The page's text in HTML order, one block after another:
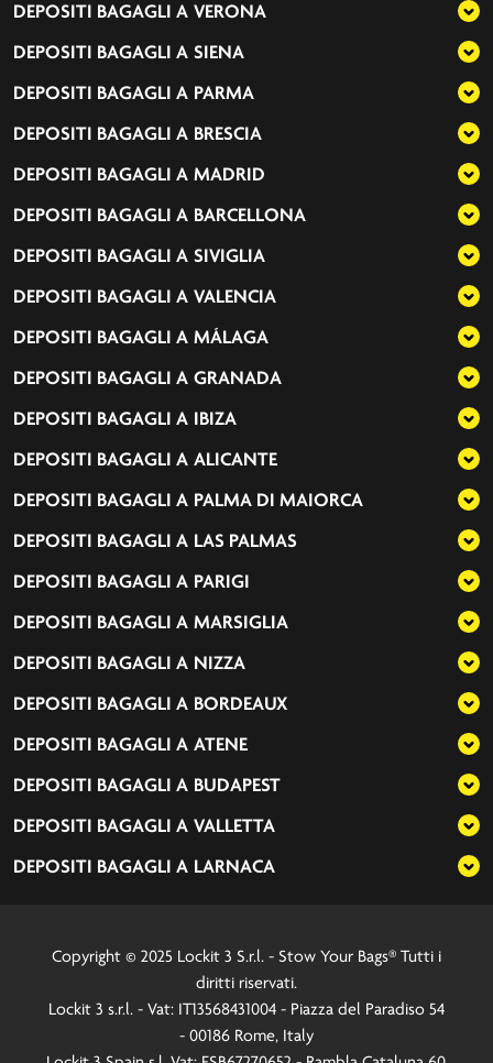
DEPOSITI BAGAGLI A VERONA
DEPOSITI BAGAGLI A SIENA
DEPOSITI BAGAGLI A PARMA
DEPOSITI BAGAGLI A BRESCIA
DEPOSITI BAGAGLI A MADRID
DEPOSITI BAGAGLI A BARCELLONA
DEPOSITI BAGAGLI A SIVIGLIA
DEPOSITI BAGAGLI A VALENCIA
DEPOSITI BAGAGLI A MÁLAGA
DEPOSITI BAGAGLI A GRANADA
DEPOSITI BAGAGLI A IBIZA
DEPOSITI BAGAGLI A ALICANTE
DEPOSITI BAGAGLI A PALMA DI MAIORCA
DEPOSITI BAGAGLI A LAS PALMAS
DEPOSITI BAGAGLI A PARIGI
DEPOSITI BAGAGLI A MARSIGLIA
DEPOSITI BAGAGLI A NIZZA
DEPOSITI BAGAGLI A BORDEAUX
DEPOSITI BAGAGLI A ATENE
DEPOSITI BAGAGLI A BUDAPEST
DEPOSITI BAGAGLI A VALLETTA
DEPOSITI BAGAGLI A LARNACA
Copyright © 2025 Lockit 3 S.r.l. - Stow Your Bags® Tutti i
diritti riservati.
Lockit 3 s.r.l. - Vat: IT13568431004 - Piazza del Paradiso 54
- 00186 Rome, Italy